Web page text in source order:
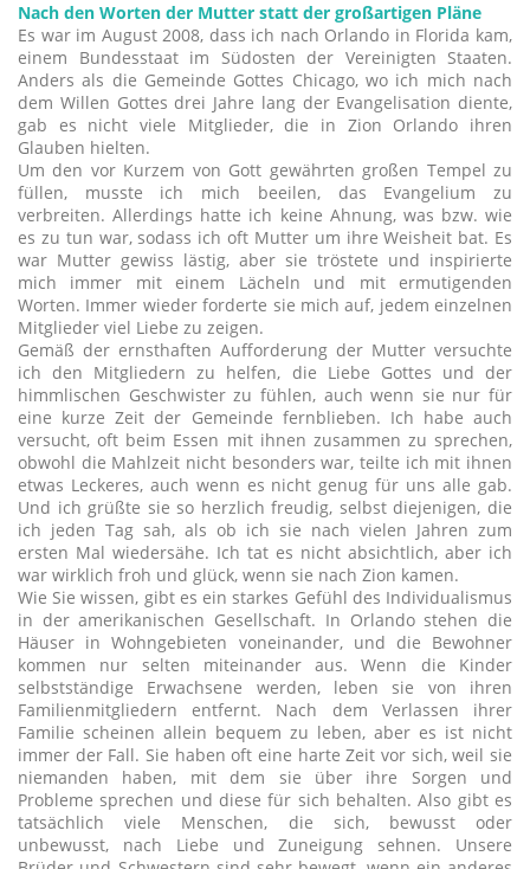
Nach den Worten der Mutter statt der großartigen Pläne
Es war im August 2008, dass ich nach Orlando in Florida kam,
einem Bundesstaat im Südosten der Vereinigten Staaten.
Anders als die Gemeinde Gottes Chicago, wo ich mich nach
dem Willen Gottes drei Jahre lang der Evangelisation diente,
gab es nicht viele Mitglieder, die in Zion Orlando ihren
Glauben hielten.
Um den vor Kurzem von Gott gewährten großen Tempel zu
füllen, musste ich mich beeilen, das Evangelium zu
verbreiten. Allerdings hatte ich keine Ahnung, was bzw. wie
es zu tun war, sodass ich oft Mutter um ihre Weisheit bat. Es
war Mutter gewiss lästig, aber sie tröstete und inspirierte
mich immer mit einem Lächeln und mit ermutigenden
Worten. Immer wieder forderte sie mich auf, jedem einzelnen
Mitglieder viel Liebe zu zeigen.
Gemäß der ernsthaften Aufforderung der Mutter versuchte
ich den Mitgliedern zu helfen, die Liebe Gottes und der
himmlischen Geschwister zu fühlen, auch wenn sie nur für
eine kurze Zeit der Gemeinde fernblieben. Ich habe auch
versucht, oft beim Essen mit ihnen zusammen zu sprechen,
obwohl die Mahlzeit nicht besonders war, teilte ich mit ihnen
etwas Leckeres, auch wenn es nicht genug für uns alle gab.
Und ich grüßte sie so herzlich freudig, selbst diejenigen, die
ich jeden Tag sah, als ob ich sie nach vielen Jahren zum
ersten Mal wiedersähe. Ich tat es nicht absichtlich, aber ich
war wirklich froh und glück, wenn sie nach Zion kamen.
Wie Sie wissen, gibt es ein starkes Gefühl des Individualismus
in der amerikanischen Gesellschaft. In Orlando stehen die
Häuser in Wohngebieten voneinander, und die Bewohner
kommen nur selten miteinander aus. Wenn die Kinder
selbstständige Erwachsene werden, leben sie von ihren
Familienmitgliedern entfernt. Nach dem Verlassen ihrer
Familie scheinen allein bequem zu leben, aber es ist nicht
immer der Fall. Sie haben oft eine harte Zeit vor sich, weil sie
niemanden haben, mit dem sie über ihre Sorgen und
Probleme sprechen und diese für sich behalten. Also gibt es
tatsächlich viele Menschen, die sich, bewusst oder
unbewusst, nach Liebe und Zuneigung sehnen. Unsere